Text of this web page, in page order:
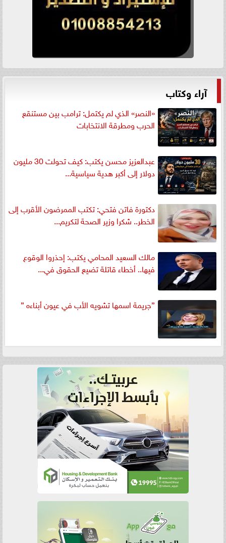
آراء وكتاب
«النصر» الذي لم يكتمل: ترامب بين مستنقع
الحرب ومطرقة الانتخابات
عبدالعزيز محسن يكتب: كيف تحولت 30 مليون
دولار إلى أكبر هدية سياسية...
دكتورة فاتن فتحي: تكتب الممرضون الأقرب إلى
الخطر.. شكرا وزير الصحة لتكريم...
مالك السعيد المحامي يكتب: إحذروا الوقوع
فيها.. أخطاء قاتلة تضيع الحقوق في...
”جريمة اسمها تشويه الأب في عيون أبناءه ”